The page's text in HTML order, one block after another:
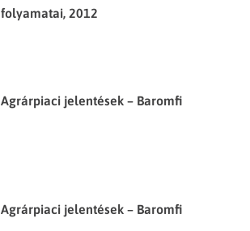
folyamatai, 2012
Agrárpiaci jelentések – Baromfi
Agrárpiaci jelentések – Baromfi